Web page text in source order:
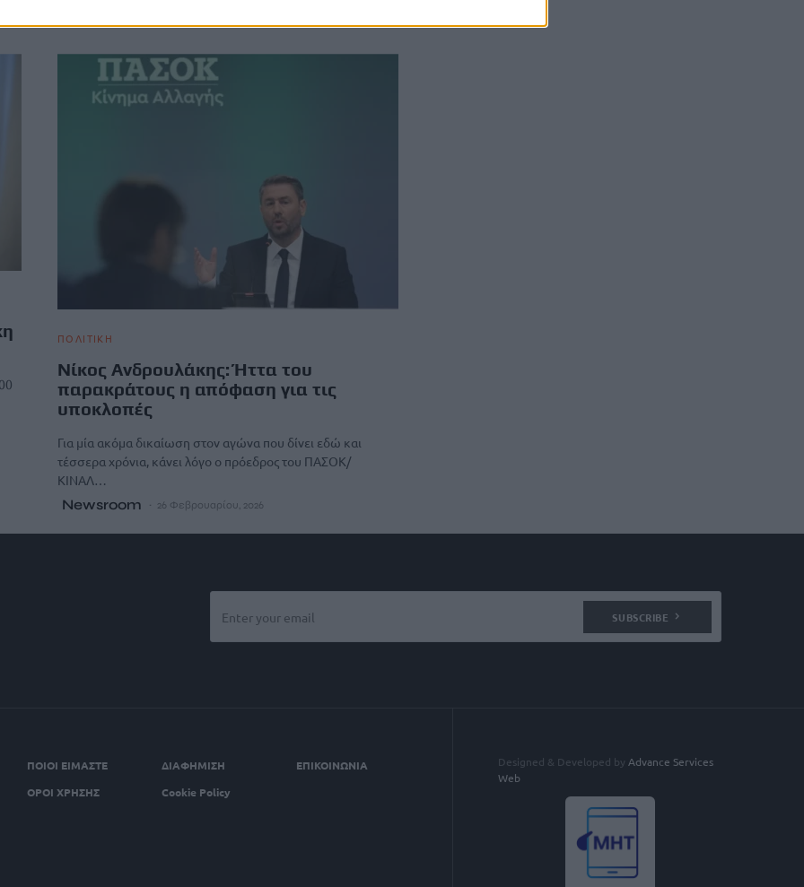
ΠΟΛΙΤΙΚΗ
Νίκος Ανδρουλάκης: Ήττα του
παρακράτους η απόφαση για τις
υποκλοπές
Για μία ακόμα δικαίωση στον αγώνα που δίνει εδώ και
τέσσερα χρόνια, κάνει λόγο ο πρόεδρος του ΠΑΣΟΚ/
ΚΙΝΑΛ…
Newsroom 26 Φεβρουαρίου, 2026
SUBSCRIBE
ΠΟΙΟΙ ΕΙΜΑΣΤΕ ΔΙΑΦΗΜΙΣΗ
ΕΠΙΚΟΙΝΩΝΙΑ
ΟΡΟΙ ΧΡΗΣΗΣ
Cookie Policy
Designed & Developed by Advance Services
Web